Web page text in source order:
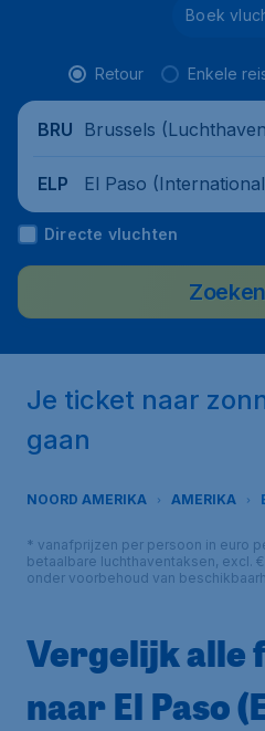
Boek
Retour Enkele
BRU Brussels
ELP
El Paso
so), United States
Directe vluchten
Zoeken
Je ticket naar
gaan
NOORD AMERIKA AMERIKA
* vanafprijzen per persoon in euro
betaalbare luchthaventaksen, excl.
onder voorbehoud van
Vergelijk alle
naar El Paso